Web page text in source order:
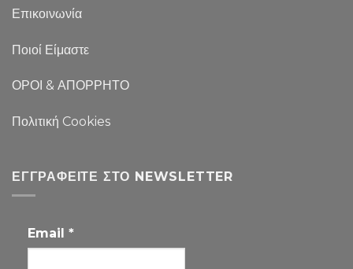
Επικοινωνία
Ποιοί Είμαστε
ΟΡΟΙ & ΑΠΟΡΡΗΤΟ
Πολιτική Cookies
ΕΓΓΡΑΦΕΊΤΕ ΣΤΟ NEWSLETTER
Email *